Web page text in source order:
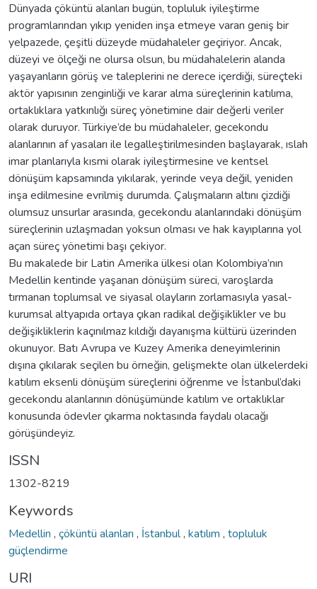
Dünyada çöküntü alanları bugün, topluluk iyileştirme
programlarından yıkıp yeniden inşa etmeye varan geniş bir
yelpazede, çeşitli düzeyde müdahaleler geçiriyor. Ancak,
düzeyi ve ölçeği ne olursa olsun, bu müdahalelerin alanda
yaşayanların görüş ve taleplerini ne derece içerdiği, süreçteki
aktör yapısının zenginliği ve karar alma süreçlerinin katılıma,
ortaklıklara yatkınlığı süreç yönetimine dair değerli veriler
olarak duruyor. Türkiye’de bu müdahaleler, gecekondu
alanlarının af yasaları ile legalleştirilmesinden başlayarak, ıslah
imar planlarıyla kısmi olarak iyileştirmesine ve kentsel
dönüşüm kapsamında yıkılarak, yerinde veya değil, yeniden
inşa edilmesine evrilmiş durumda. Çalışmaların altını çizdiği
olumsuz unsurlar arasında, gecekondu alanlarındaki dönüşüm
süreçlerinin uzlaşmadan yoksun olması ve hak kayıplarına yol
açan süreç yönetimi başı çekiyor.
Bu makalede bir Latin Amerika ülkesi olan Kolombiya’nın
Medellin kentinde yaşanan dönüşüm süreci, varoşlarda
tırmanan toplumsal ve siyasal olayların zorlamasıyla yasal-
kurumsal altyapıda ortaya çıkan radikal değişiklikler ve bu
değişikliklerin kaçınılmaz kıldığı dayanışma kültürü üzerinden
okunuyor. Batı Avrupa ve Kuzey Amerika deneyimlerinin
dışına çıkılarak seçilen bu örneğin, gelişmekte olan ülkelerdeki
katılım eksenli dönüşüm süreçlerini öğrenme ve İstanbul’daki
gecekondu alanlarının dönüşümünde katılım ve ortaklıklar
konusunda ödevler çıkarma noktasında faydalı olacağı
görüşündeyiz.
ISSN
1302-8219
Keywords
Medellin , çöküntü alanları , İstanbul, katılım , topluluk
güçlendirme
URI